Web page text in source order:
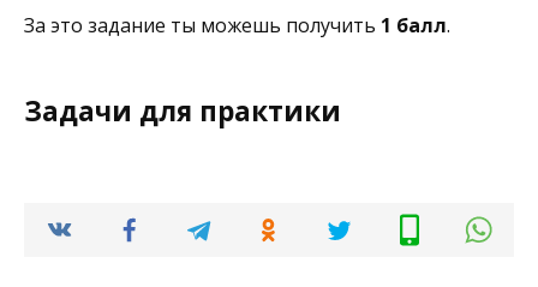
За это задание ты можешь получить 1 балл.
Задачи для практики